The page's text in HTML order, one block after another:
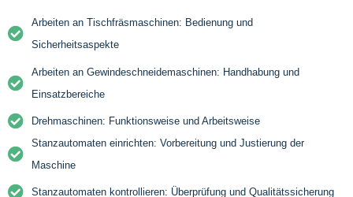
Arbeiten an Tischfräsmaschinen: Bedienung und
Sicherheitsaspekte
Arbeiten an Gewindeschneidemaschinen: Handhabung und
Einsatzbereiche
Drehmaschinen: Funktionsweise und Arbeitsweise
Stanzautomaten einrichten: Vorbereitung und Justierung der
Maschine
Stanzautomaten kontrollieren: Überprüfung und Qualitätssicherung